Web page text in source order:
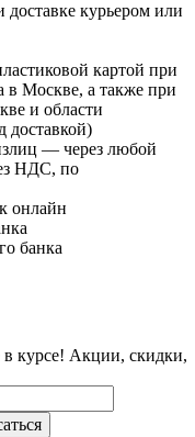
доставке курьером или
картой при
в Москве, а также при
и области
доставкой)
— через любой
НДС, по
онлайн
банка
в курсе! Акции, скидки,